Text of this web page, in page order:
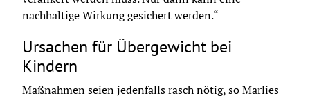
nachhaltige Wirkung gesichert werden.“
Ursachen für Übergewicht bei
Kindern
Maßnahmen seien jedenfalls rasch nötig, so Marlies